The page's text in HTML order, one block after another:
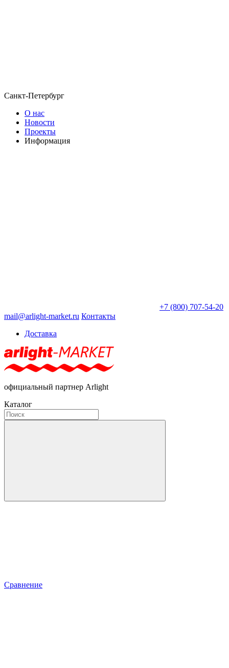
Санкт-Петербург
О нас
Новости
Проекты
Информация
+7 (800) 707-54-20
mail@arlight-market.ru Контакты
Доставка
официальный партнер Arlight
Каталог
Сравнение